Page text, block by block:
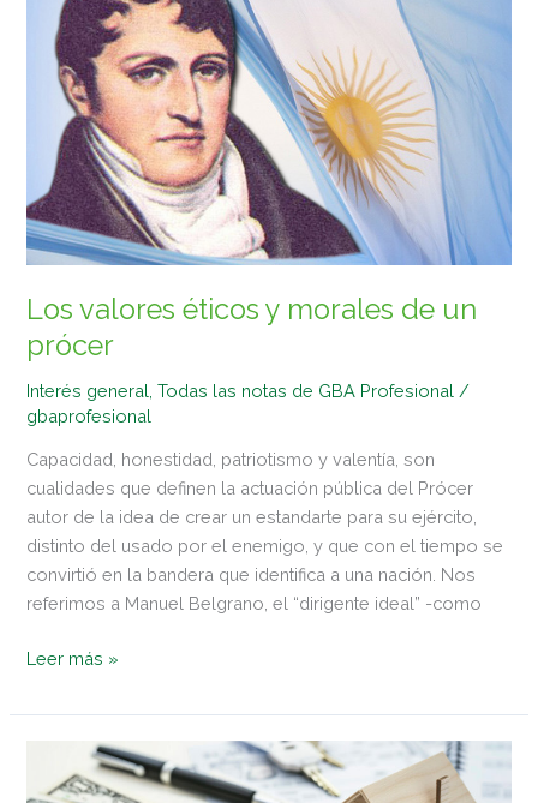
Los valores éticos y morales de un
prócer
Interés general ,Todas las notas de GBA Profesional /
gbaprofesional
Capacidad, honestidad, patriotismo y valentía, son
cualidades que definen la actuación pública del Prócer
autor de la idea de crear un estandarte para su ejército,
distinto del usado por el enemigo, y que con el tiempo se
convirtió en la bandera que identifica a una nación. Nos
referimos a Manuel Belgrano, el “dirigente ideal” -como
morales
prócer
Leer más »
Personales: